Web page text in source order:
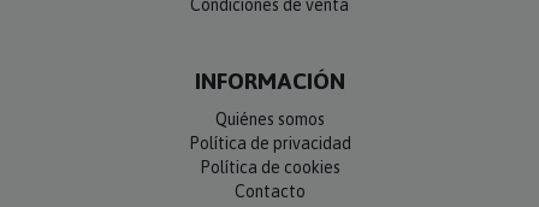
Condiciones de venta
INFORMACIÓN
Quiénes somos
Política de privacidad
Política de cookies
Contacto